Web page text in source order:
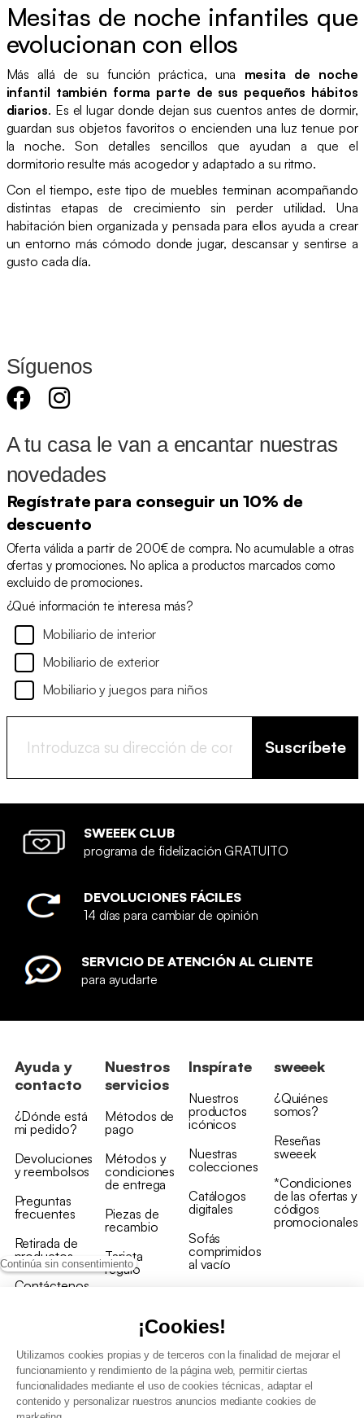
Continúa sin consentimiento
¡Cookies!
Utilizamos cookies propias y de terceros con la finalidad de mejorar el
funcionamiento y rendimiento de la página web, permitir ciertas
funcionalidades mediante el uso de cookies técnicas, adaptar el
contenido y personalizar nuestros anuncios mediante cookies de
Mesitas de noche infantiles que
evolucionan con ellos
Más allá de su función práctica, una mesita de noche
infantil también forma parte de sus pequeños hábitos
diarios. Es el lugar donde dejan sus cuentos antes de dormir,
guardan sus objetos favoritos o encienden una luz tenue por
la noche. Son detalles sencillos que ayudan a que el
dormitorio resulte más acogedor y adaptado a su ritmo.
Con el tiempo, este tipo de muebles terminan acompañando
distintas etapas de crecimiento sin perder utilidad. Una
habitación bien organizada y pensada para ellos ayuda a crear
un entorno más cómodo donde jugar, descansar y sentirse a
gusto cada día.
Síguenos
A tu casa le van a encantar nuestras
novedades
Regístrate para conseguir un 10% de
descuento
Oferta válida a partir de 200€ de compra. No acumulable a otras
ofertas y promociones. No aplica a productos marcados como
excluido de promociones.
¿Qué información te interesa más?
Mobiliario de interior
Mobiliario de exterior
Mobiliario y juegos para niños
Suscríbete
SWEEEK CLUB
programa de fidelización GRATUITO
DEVOLUCIONES FÁCILES
14 días para cambiar de opinión
SERVICIO DE ATENCIÓN AL CLIENTE
para ayudarte
Ayuda y
contacto
¿Dónde está
mi pedido?
Devoluciones
y reembolsos
Preguntas
frecuentes
Retirada de
productos
Contáctenos
Nuestros
servicios
Métodos de
pago
Métodos y
condiciones
de entrega
Piezas de
recambio
Tarjeta
regalo
Inspírate
Nuestros
productos
icónicos
Nuestras
colecciones
Catálogos
digitales
Sofás
comprimidos
al vacío
sweeek
¿Quiénes
somos?
Reseñas
sweeek
*Condiciones
de las ofertas y
códigos
promocionales